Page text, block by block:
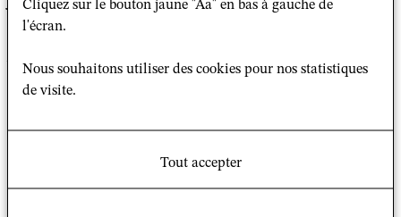
gras.
Vous y trouverez des informations sur :
quatre appels à contributions
Cliquez sur le bouton jaune "Aa" en bas à gauche de
l'écran.
Nous souhaitons utiliser des cookies pour nos statistiques
de visite.
Tout accepter